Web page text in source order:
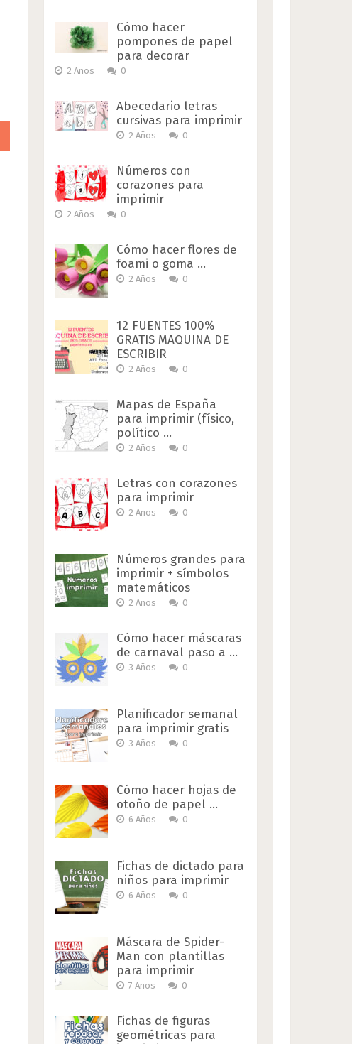
Cómo hacer
pompones de papel
para decorar
2 Años 0
Abecedario letras
cursivas para imprimir
2 Años 0
Números con
corazones para
imprimir
2 Años 0
Cómo hacer flores de
foami o goma …
2 Años 0
12 FUENTES 100%
GRATIS MAQUINA DE
ESCRIBIR
2 Años 0
Mapas de España
para imprimir (físico,
político …
2 Años 0
Letras con corazones
para imprimir
2 Años 0
Números grandes para
imprimir + símbolos
matemáticos
2 Años 0
Cómo hacer máscaras
de carnaval paso a …
3 Años 0
Planificador semanal
para imprimir gratis
3 Años 0
Cómo hacer hojas de
otoño de papel …
6 Años 0
Fichas de dictado para
niños para imprimir
6 Años 0
Máscara de Spider-
Man con plantillas
para imprimir
7 Años 0
Fichas de figuras
geométricas para